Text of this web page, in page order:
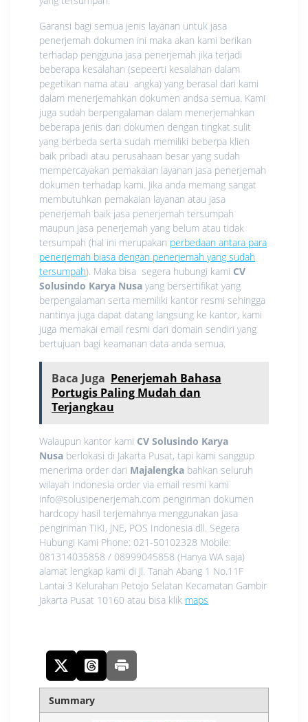
Garansi bagi semua jenis layanan untuk jasa
penerjemah dokumen ini maka akan kami berikan
terhadap pengguna jasa penerjemah jika terjadi
beberapa kesalahan (sepeerti kesalahan dalam
pegetikan nama atau angka) yang berasal dari kami
dalam menerjemahkan dokumen andsa semua. Kami
juga sudah berpengalaman dalam menerjemahkan
beberapa jenis dari dokumen dengan tingkat sulit
yang berbeda serta sudah memiliki beberpa klien
baik pribadi atau perusahaan besar yang sudah
mempercayakan pemakaian layanan jasa penerjemah
dokumen terhadap kami. Jika anda memang sangat
membutuhkan pemakaian layanan atau jasa
penerjemah baik jasa penerjemah tersumpah
maupun jasa penerjemah yang belum atau tidak
tersumpah (hal ini merupakan perbedaan antara para
penerjemah biasa dengan penerjemah yang sudah
tersumpah). Maka bisa segera hubungi kami CV
Solusindo Karya Nusa yang bersertifikat yang
berpengalaman serta memiliki kantor resmi sehingga
nantinya juga dapat datang langsung ke kantor, kami
juga memakai email resmi dari domain sendiri yang
bertujuan bagi keamanan data anda semua.
Baca Juga Penerjemah Bahasa
Portugis Paling Mudah dan
Terjangkau
Walaupun kantor kami CV Solusindo Karya
Nusa berlokasi di Jakarta Pusat, tapi kami sanggup
menerima order dari Majalengka bahkan seluruh
wilayah Indonesia order via email resmi kami
info@solusipenerjemah.com pengiriman dokumen
hardcopy hasil terjemahnya menggunakan jasa
pengiriman TIKI, JNE, POS Indonesia dll. Segera
Hubungi Kami Phone: 021-50102328 Mobile:
081314035858 / 08999045858 (Hanya WA saja)
alamat lengkap kami di Jl. Tanah Abang 1 No.11F
Lantai 3 Kelurahan Petojo Selatan Kecamatan Gambir
Jakarta Pusat 10160 atau bisa klik maps
Summary